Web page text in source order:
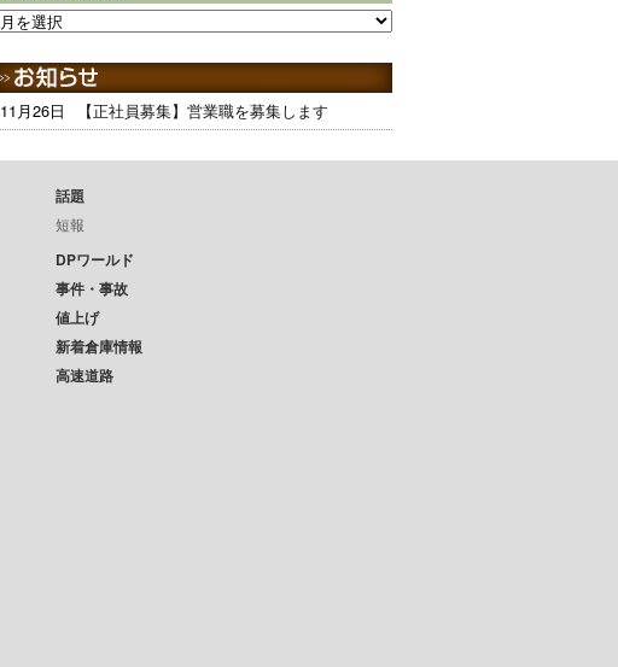
11月26日 【正社員募集】営業職を募集します
話題
短報
DPワールド
事件・事故
値上げ
新着倉庫情報
高速道路